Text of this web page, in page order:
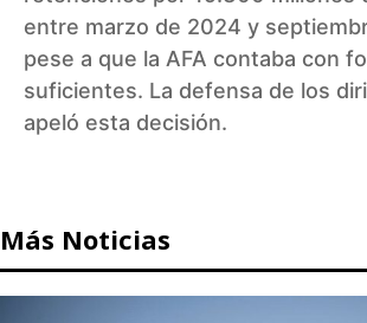
entre marzo de 2024 y
pese a que la AFA contaba con
suficientes. La defensa de los
apeló esta decisión.
Más Noticias